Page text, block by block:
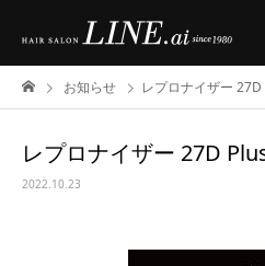
お知らせ レプロナイザー
レプロナイザー 27D
2022.10.23